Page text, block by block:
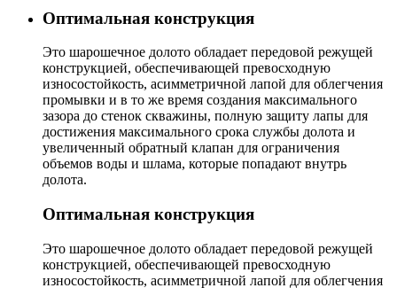
Оптимальная конструкция
Это шарошечное долото обладает передовой режущей
конструкцией, обеспечивающей превосходную
износостойкость, асимметричной лапой для облегчения
промывки и в то же время создания максимального
зазора до стенок скважины, полную защиту лапы для
достижения максимального срока службы долота и
увеличенный обратный клапан для ограничения
объемов воды и шлама, которые попадают внутрь
долота.
Оптимальная конструкция
Это шарошечное долото обладает передовой режущей
конструкцией, обеспечивающей превосходную
износостойкость, асимметричной лапой для облегчения